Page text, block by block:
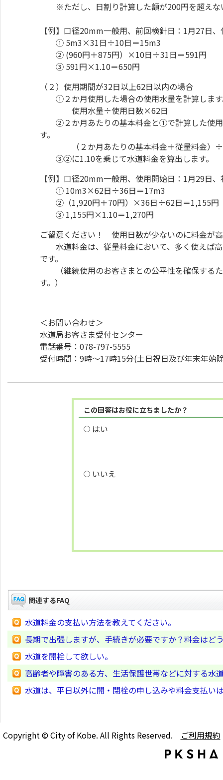
※ただし、日割り計算した額が200円を超えな
【例】口径20mm一般用、前回検針日：1月27日
① 5m3×31日÷10日＝15m3
② (960円＋875円）×10日÷31日＝591円
③ 591円×1.10＝650円
（２）使用期間が32日以上62日以内の場合
①２か月使用した場合の使用水量を計算しま
使用水量÷使用日数×62日
②２か月あたりの基本料金と①で計算した使用
す。
（２か月あたりの基本料金＋従量料金）
③②に1.10を乗じて水道料金を算出します。
【例】口径20mm一般用、使用開始日：1月29
① 10m3×62日÷36日＝17m3
②（1,920円＋70円）×36日÷62日＝1,155円
③ 1,155円×1.10＝1,270円
ご留意ください！ 使用日数が少ないのに料金が
水道料金は、従量料金において、多く使えば
です。
（継続使用のお客さまとの公平性を確保する
す。）
＜お問い合わせ＞
水道局お客さま受付センター
電話番号：078-797-5555
受付時間：9時～17時15分(土日祝日及び年末年始
この回答はお役に立ちましたか？
はい
いいえ
関連するFAQ
水道料金の支払い方法を教えてください。
長期で出張しますが、手続きが必要ですか？料金はど
水道を開栓して欲しい。
高齢者や障害のある方、生活保護世帯などに対する水
水道は、平日以外に開・閉栓の申し込みや料金支払い
Copyright © City of Kobe. All Rights Reserved. ご利用規約